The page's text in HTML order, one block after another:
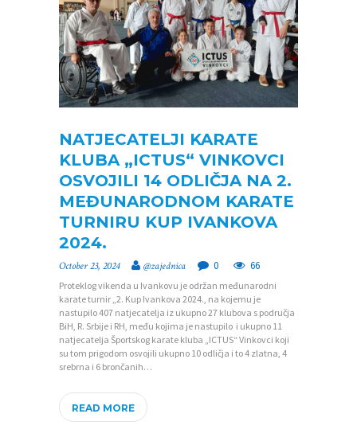
NATJECATELJI KARATE
KLUBA „ICTUS“ VINKOVCI
OSVOJILI 14 ODLIČJA NA 2.
MEĐUNARODNOM KARATE
TURNIRU KUP IVANKOVA
2024.
October 23, 2024 @zajednica 0 66
Proteklog vikenda u Ivankovu je održan međunarodni
karate turnir „2. Kup Ivankova 2024., na kojemu je
nastupilo 407 natjecatelja iz ukupno 27 klubova s područja
BiH, R. Srbije i RH, među kojima je nastupilo i ukupno 11
natjecatelja Športskog karate kluba „ICTUS“ Vinkovci koji
su tom prigodom osvojili ukupno 10 odličja i to 4 zlatna, 4
srebrna i 6 brončanih…
READ MORE